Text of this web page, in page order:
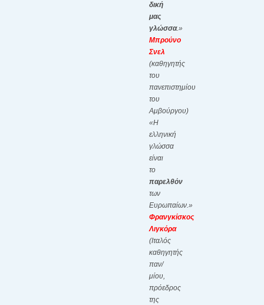
δική
μας
γλώσσα.»
Μπρούνο
Σνελ
(καθηγητής
του
πανεπιστημίου
του
Αμβούργου)
«Η
ελληνική
γλώσσα
είναι
το
παρελθόν
των
Ευρωπαίων.»
Φρανγκίσκος
Λιγκόρα
(Ιταλός
καθηγητής
παν/
μίου,
πρόεδρος
της